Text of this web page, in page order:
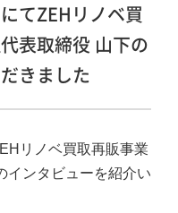
てZEHリノベ買
表取締役 山下の
きました
リノベ買取再販事業
インタビューを紹介い